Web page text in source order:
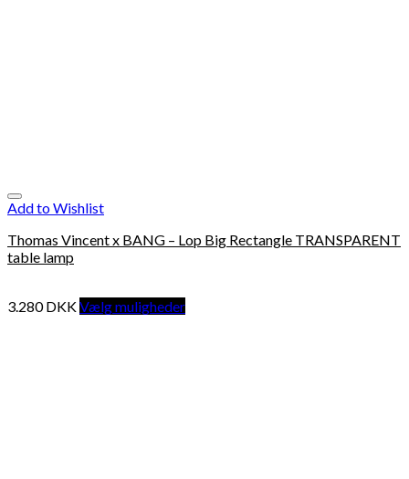
Add to Wishlist
Thomas Vincent x BANG – Lop Big Rectangle TRANSPARENT
table lamp
3.280DKKVælg muligheder